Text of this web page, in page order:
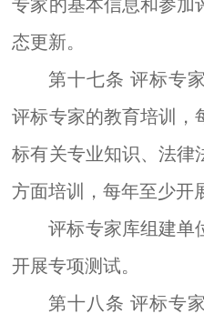
专家的基本信息和参加
态更新。
第十七条 评标专
评标专家的教育培训，
标有关专业知识、法律
方面培训，每年至少开
评标专家库组建单
开展专项测试。
第十八条 评标专